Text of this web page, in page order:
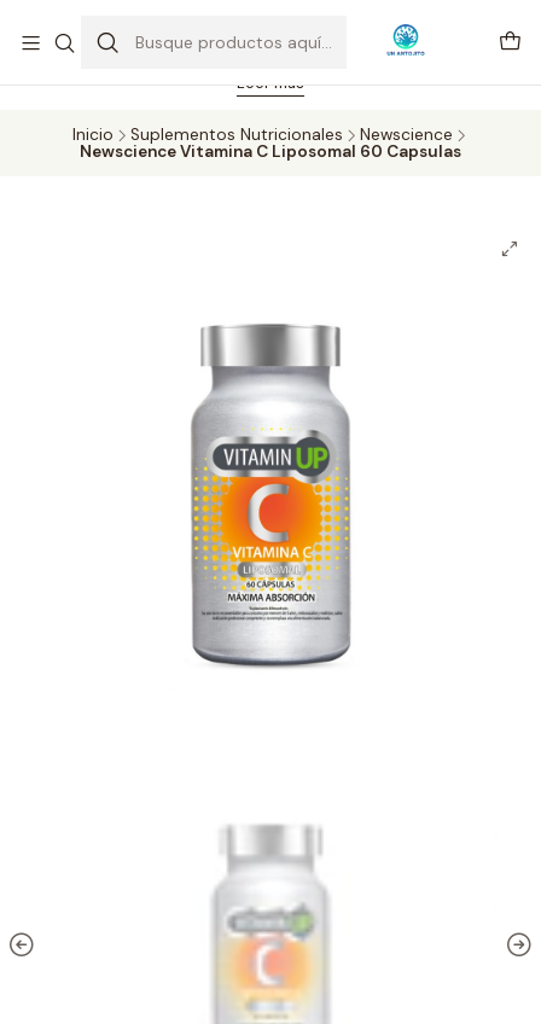
Feriado 21-05-2026 atención hasta las 14 hrs. Envío GRATIS mismo
día solo área Metropolitana Santiago por compras desde CLP 39.900.
Pedidos hasta 16 hrs., sábados y domingos hasta 14 hrs.
Leer más
Inicio Suplementos Nutricionales
Newscience
Newscience Vitamina C Liposomal 60 Capsulas